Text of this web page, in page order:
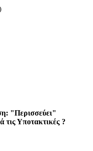
"Περισσεύει"
τις Υποτακτικές ?